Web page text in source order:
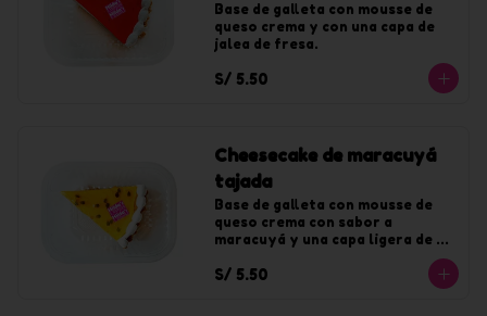
Base de galleta con mousse de
queso crema y con una capa de
jalea de fresa.
S/ 5.50
Cheesecake de maracuyá
tajada
Base de galleta con mousse de
queso crema con sabor a
maracuyá y una capa ligera de
S/ 5.50